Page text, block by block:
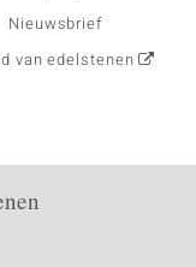
Nieuwsbrief
van edelstenen